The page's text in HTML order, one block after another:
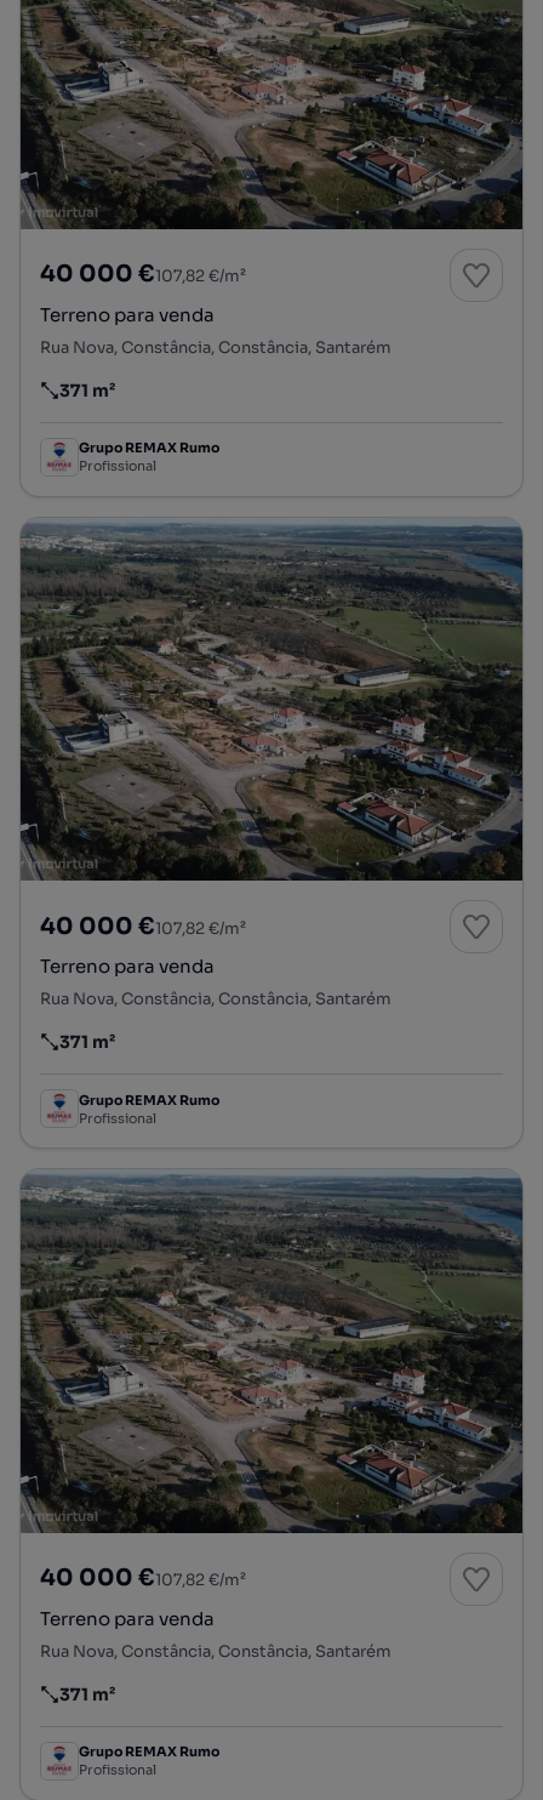
40 000 €107,82 €/m²
Terreno para venda
Rua Nova, Constância, Constância, Santarém
Preço por metro quadrado
371 m²
Grupo REMAX Rumo
Profissional
40 000 €107,82 €/m²
Terreno para venda
Rua Nova, Constância, Constância, Santarém
Preço por metro quadrado
371 m²
Grupo REMAX Rumo
Profissional
40 000 €107,82 €/m²
Terreno para venda
Rua Nova, Constância, Constância, Santarém
Preço por metro quadrado
371 m²
Grupo REMAX Rumo
Profissional